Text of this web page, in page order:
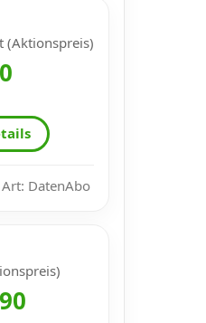
(Aktionspreis)
DatenAbo